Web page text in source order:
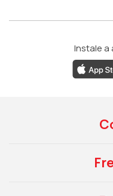
Instale a